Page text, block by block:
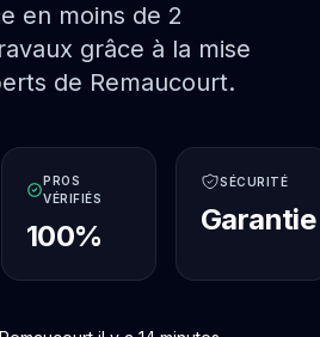
en moins de 2
grâce à la mise
de Remaucourt.
PROS
VÉRIFIÉS
100%
SÉCURITÉ
Garantie